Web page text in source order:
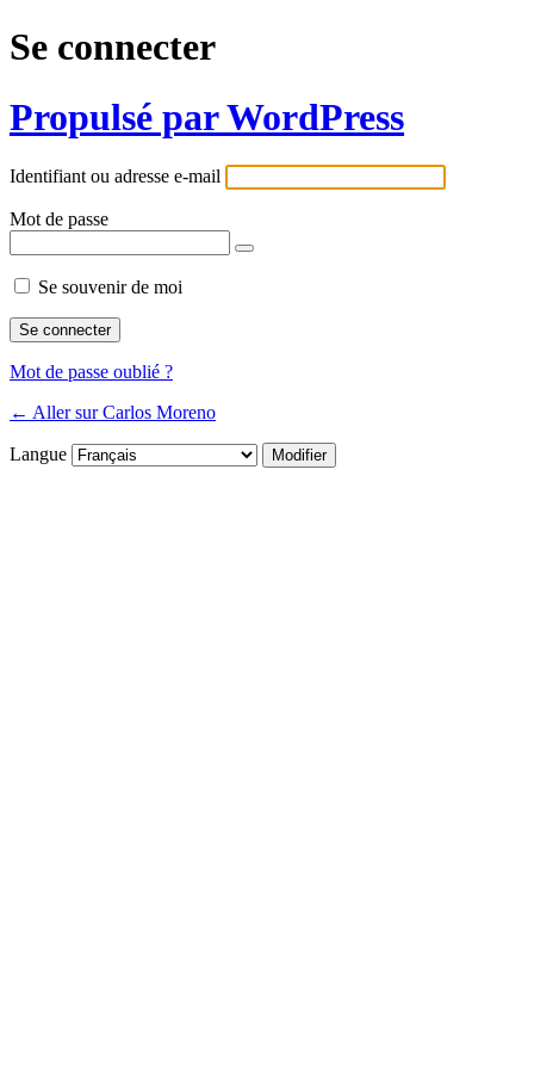
Se connecter
Propulsé par WordPress
Identifiant ou adresse e-mail
Mot de passe
Se souvenir de moi
Mot de passe oublié ?
← Aller sur Carlos Moreno
Langue